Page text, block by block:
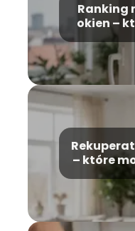
Ranking
okien –
– które